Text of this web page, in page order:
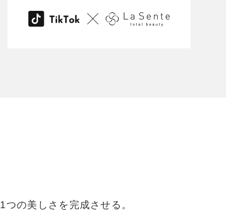
1つの美しさを完成させる。